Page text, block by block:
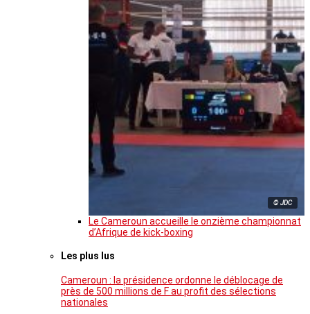
© JDC
Le Cameroun accueille le onzième championnat
d’Afrique de kick-boxing
Les plus lus
Cameroun : la présidence ordonne le déblocage de
près de 500 millions de F au profit des sélections
nationales